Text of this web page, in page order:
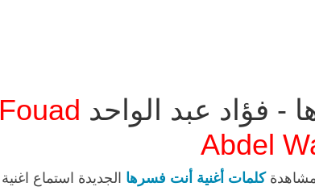
- فؤاد عبد الواحد Fouad
Abdel
مشاهدةكلمات أغنية أنت فسرها الجديدة استماع اغنية